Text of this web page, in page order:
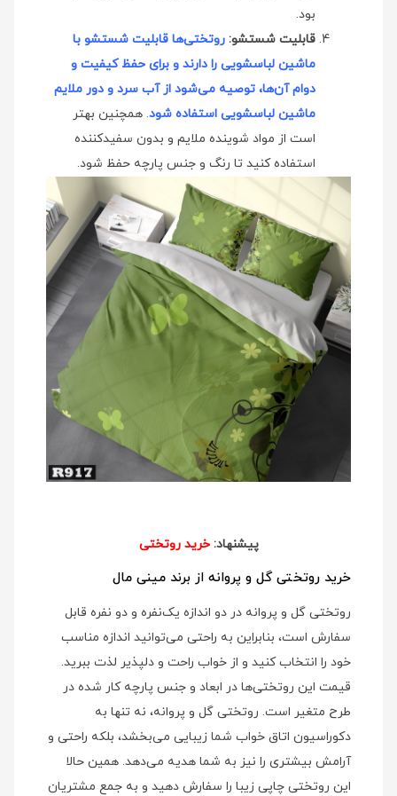
بود.
قابلیت شستشو: روتختی‌ها قابلیت شستشو با
ماشین لباسشویی را دارند و برای حفظ کیفیت و
دوام آن‌ها، توصیه می‌شود از آب سرد و دور ملایم
ماشین لباسشویی استفاده شود. همچنین بهتر
است از مواد شوینده ملایم و بدون سفیدکننده
استفاده کنید تا رنگ و جنس پارچه حفظ شود.
پیشنهاد:خرید روتختی
خرید روتختی گل و پروانه از برند مینی مال
روتختی گل و پروانه در دو اندازه یک‌نفره و دو نفره قابل
سفارش است، بنابراین به راحتی می‌توانید اندازه مناسب
خود را انتخاب کنید و از خواب راحت و دلپذیر لذت ببرید.
قیمت این روتختی‌ها در ابعاد و جنس پارچه کار شده در
طرح متغیر است. روتختی گل و پروانه، نه تنها به
دکوراسیون اتاق خواب شما زیبایی می‌بخشد، بلکه راحتی و
آرامش بیشتری را نیز به شما هدیه می‌دهد. همین حالا
این روتختی چاپی زیبا را سفارش دهید و به جمع مشتریان